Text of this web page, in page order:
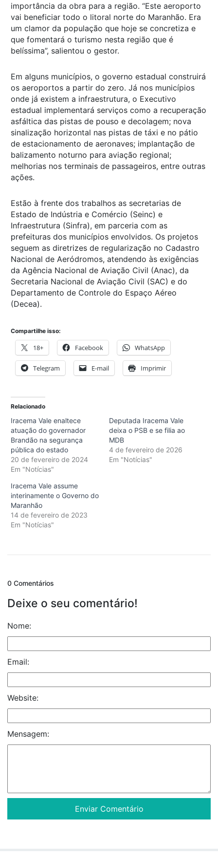
importância da obra para a região. “Este aeroporto
vai beneficiar todo o litoral norte do Maranhão. Era
um clamor da população que hoje se concretiza e
que fomentará o turismo nesta região que é
belíssima”, salientou o gestor.
Em alguns municípios, o governo estadual construirá
os aeroportos a partir do zero. Já nos municípios
onde já existem a infraestrutura, o Executivo
estadual implementará serviços como a recuperação
asfáltica das pistas de pouso e decolagem; nova
sinalização horizontal nas pistas de táxi e no pátio
de estacionamento de aeronaves; implantação de
balizamento noturno para aviação regional;
melhorias nos terminais de passageiros, entre outras
ações.
Estão à frente dos trabalhos as secretarias de
Estado de Indústria e Comércio (Seinc) e
Infraestrutura (Sinfra), em parceria com as
prefeituras dos municípios envolvidos. Os projetos
seguem as diretrizes de regularização no Cadastro
Nacional de Aeródromos, atendendo às exigências
da Agência Nacional de Aviação Civil (Anac), da
Secretaria Nacional de Aviação Civil (SAC) e do
Departamento de Controle do Espaço Aéreo
(Decea).
Compartilhe isso:
18+ Facebook WhatsApp
Telegram E-mail Imprimir
Relacionado
Iracema Vale enaltece
atuação do governador
Brandão na segurança
pública do estado
20 de fevereiro de 2024
Em "Notícias"
Deputada Iracema Vale
deixa o PSB e se filia ao
MDB
4 de fevereiro de 2026
Em "Notícias"
Iracema Vale assume
interinamente o Governo do
Maranhão
14 de fevereiro de 2023
Em "Notícias"
0 Comentários
Deixe o seu comentário!
Nome:
Email:
Website:
Mensagem: